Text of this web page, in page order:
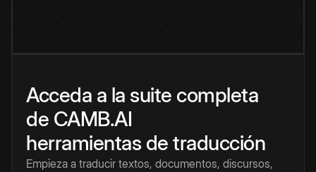
Acceda a la suite completa
de CAMB.AI
herramientas de traducción
Empieza a traducir textos, documentos, discursos,